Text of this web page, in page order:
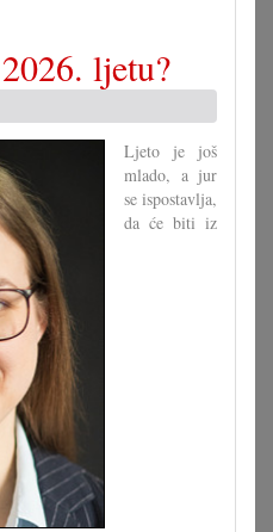
ljetu?
Ljeto je još
mlado, a jur
se ispostavlja,
da će biti iz